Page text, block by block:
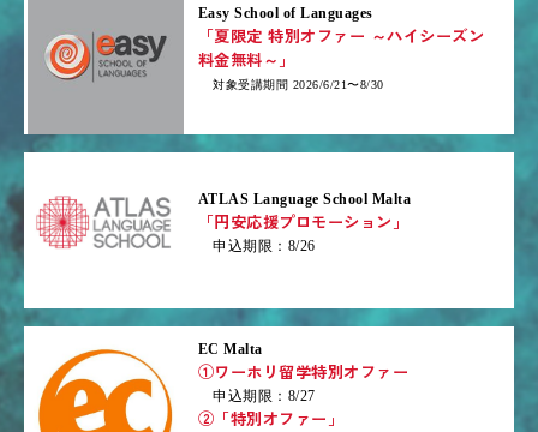
Easy School of Languages
「夏限定 特別オファー ～ハイシーズン
料金無料～」
対象受講期間 2026/6/21〜8/30
ATLAS Language School Malta
「円安応援プロモーション」
申込期限：8/26
EC Malta
①ワーホリ留学特別オファー
申込期限：8/27
②「特別オファー」